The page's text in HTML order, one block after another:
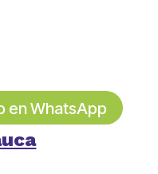
en WhatsApp